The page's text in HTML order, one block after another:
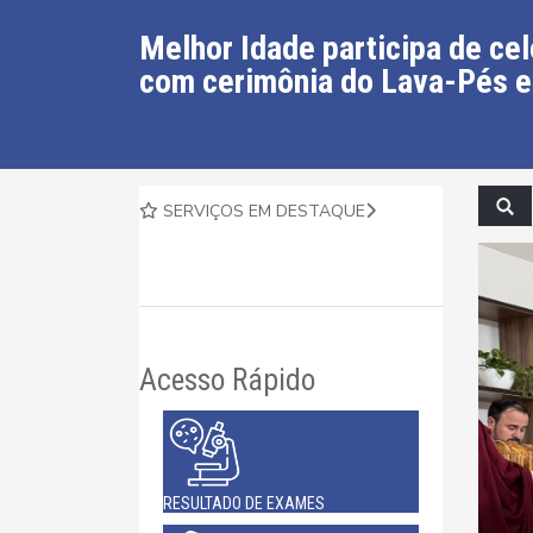
Melhor Idade participa de
com cerimônia do Lava-Pés
SERVIÇOS EM DESTAQUE
Acesso Rápido
RESULTADO DE EXAMES